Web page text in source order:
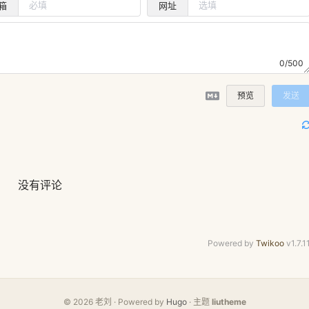
网址
0/500
预览 发送
没有评论
Powered by Twikoo
© 2026 老刘 · Powered by Hugo· 主题 liutheme